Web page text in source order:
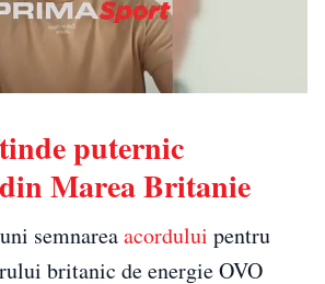
puternic
Marea Britanie
semnareaacordului pentru
britanic de energie OVO